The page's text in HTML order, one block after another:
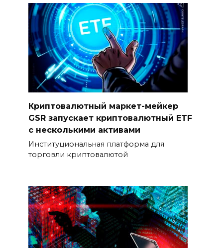
Криптовалютный маркет-мейкер
GSR запускает криптовалютный ETF
с несколькими активами
Институциональная платформа для
торговли криптовалютой